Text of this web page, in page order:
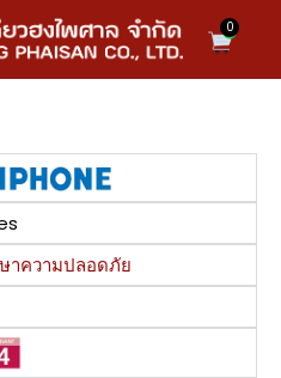
0
าความปลอดภัย